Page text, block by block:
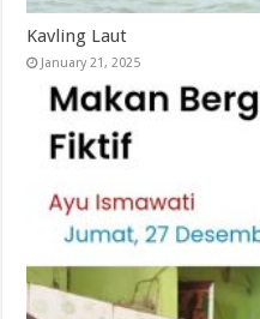
Kavling Laut
January 21, 2025